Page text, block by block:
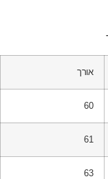
אורך
60
61
63